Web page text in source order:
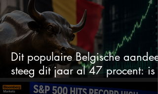
Dit populaire Belgische aandeel
steeg dit jaar al 47 procent: is
ruimte voor meer?